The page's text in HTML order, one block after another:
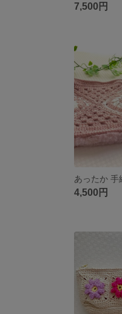
7,500円
4,500円